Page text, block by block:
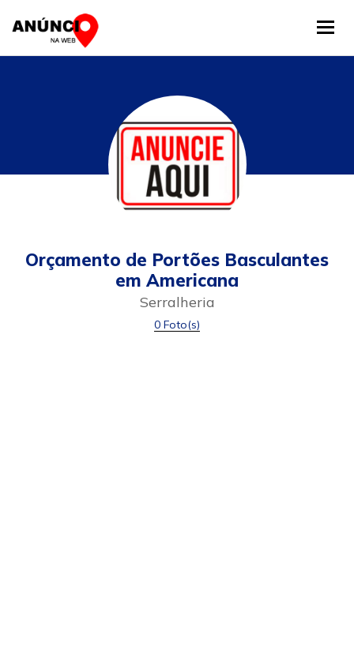
Orçamento de Portões Basculantes
em Americana
Serralheria
0 Foto(s)